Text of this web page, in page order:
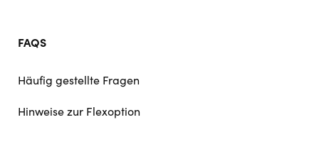
FAQS
Häufig gestellte Fragen
Hinweise zur Flexoption